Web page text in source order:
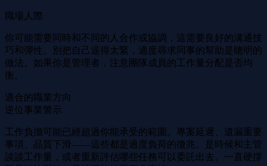
職場人際
你可能需要同時和不同的人合作或協調，這需要良好的溝通技
巧和彈性。別把自己逼得太緊，適度尋求同事的幫助是聰明的
做法。如果你是管理者，注意團隊成員的工作量分配是否均
衡。
適合的職業方向
逆位事業警示
工作負擔可能已經超過你能承受的範圍。專案延遲、遺漏重要
事項、品質下滑——這些都是過度負荷的徵兆。是時候和主管
談談工作量，或者重新評估哪些任務可以委託出去。一直硬撐